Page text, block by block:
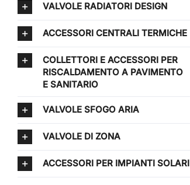
VALVOLE RADIATORI DESIGN
ACCESSORI CENTRALI TERMICHE
COLLETTORI E ACCESSORI PER
RISCALDAMENTO A PAVIMENTO
E SANITARIO
VALVOLE SFOGO ARIA
VALVOLE DI ZONA
ACCESSORI PER IMPIANTI SOLARI